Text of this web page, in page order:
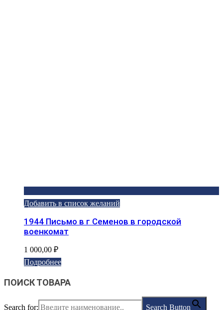
Добавить в список желаний
1944 Письмо в г Семенов в городской
военкомат
1 000,00 ₽
Подробнее
ПОИСК ТОВАРА
Search for: Search Button